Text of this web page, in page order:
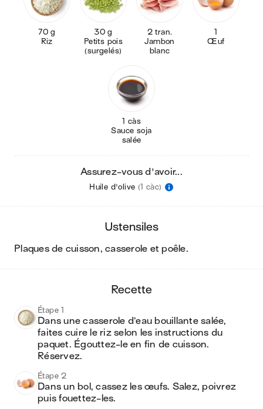
70 g
Riz
30 g
Petits pois
(surgelés)
2 tran.
Jambon
blanc
1
Œuf
1 càs
Sauce soja
salée
Assurez-vous d'avoir...
Huile d'olive (1 càc)
ustensiles
plaques de cuisson, casserole et poêle.
recette
Étape 1
Dans une casserole d’eau bouillante salée,
faites cuire le riz selon les instructions du
paquet. Égouttez-le en fin de cuisson.
Réservez.
Étape 2
Dans un bol, cassez les œufs. Salez, poivrez
puis fouettez-les.